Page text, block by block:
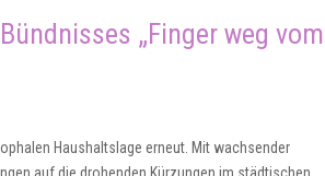
„Finger weg vom
Haushaltslage erneut. Mit wachsender
auf die drohenden Kürzungen im städtischen...